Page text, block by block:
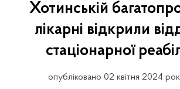
Хотинській
лікарні відкрили
стаціонарної
опубліковано 02 квітня 2024